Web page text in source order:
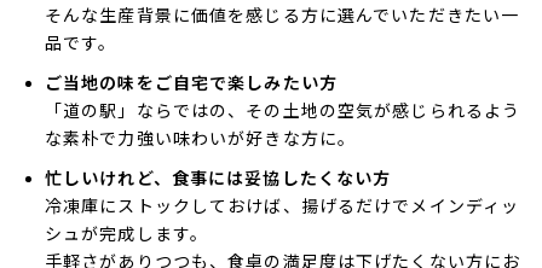
そんな生産背景に価値を感じる方に選んでいただきたい一
品です。
ご当地の味をご自宅で楽しみたい方
「道の駅」ならではの、その土地の空気が感じられるよう
な素朴で力強い味わいが好きな方に。
忙しいけれど、食事には妥協したくない方
冷凍庫にストックしておけば、揚げるだけでメインディッ
シュが完成します。
手軽さがありつつも、食卓の満足度は下げたくない方にお